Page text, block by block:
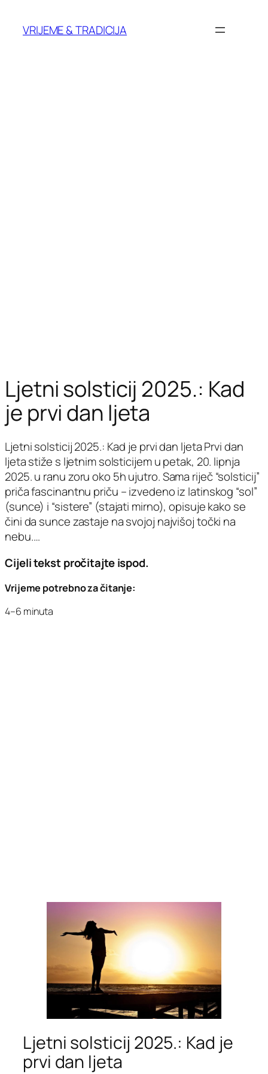
VRIJEME & TRADICIJA
Ljetni solsticij 2025.: Kad
je prvi dan ljeta
Ljetni solsticij 2025.: Kad je prvi dan ljeta Prvi dan
ljeta stiže s ljetnim solsticijem u petak, 20. lipnja
2025. u ranu zoru oko 5h ujutro. Sama riječ “solsticij”
priča fascinantnu priču – izvedeno iz latinskog “sol”
(sunce) i “sistere” (stajati mirno), opisuje kako se
čini da sunce zastaje na svojoj najvišoj točki na
nebu.…
Cijeli tekst pročitajte ispod.
Vrijeme potrebno za čitanje:
4–6 minuta
Ljetni solsticij 2025.: Kad je
prvi dan ljeta